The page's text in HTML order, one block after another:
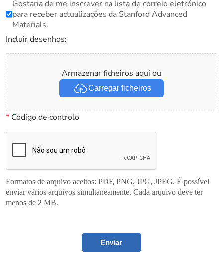
Gostaria de me inscrever na lista de correio eletrónico
para receber actualizações da Stanford Advanced
Materials.
Incluir desenhos:
Armazenar ficheiros aqui ou
Carregar ficheiros
*Código de controlo
Formatos de arquivo aceitos: PDF, PNG, JPG, JPEG. É possível
enviar vários arquivos simultaneamente. Cada arquivo deve ter
menos de 2 MB.
Enviar